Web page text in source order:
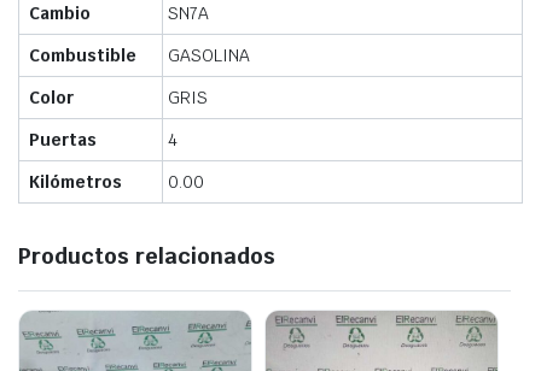
Cambio
SN7A
Combustible
GASOLINA
Color
GRIS
Puertas
4
Kilómetros
0.00
Productos relacionados